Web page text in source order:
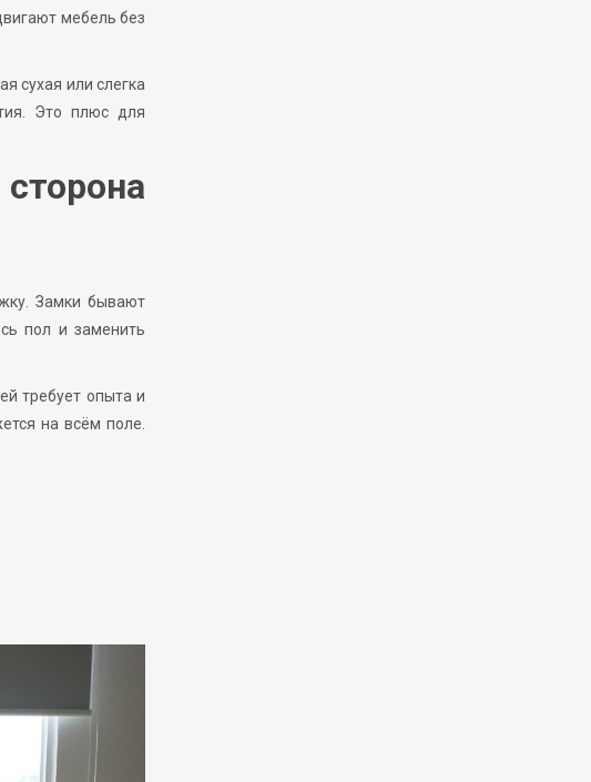
мебель без
сухая или слегка
Это плюс для
Замки бывают
пол и заменить
требует опыта и
на всём поле.